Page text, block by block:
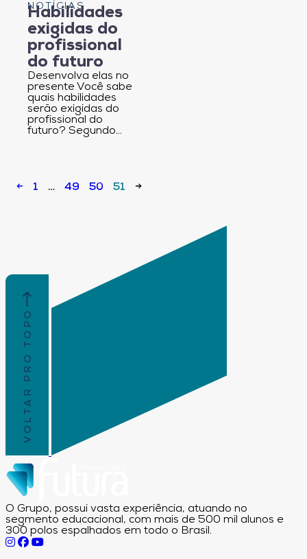
NOTÍCIAS
Habilidades
exigidas do
profissional
do futuro
Desenvolva elas no
presente Você sabe
quais habilidades
serão exigidas do
profissional do
futuro? Segundo…
← 1 … 49 50 51 →
VOLTAR PRO TOPO
O Grupo, possui vasta experiência, atuando no
segmento educacional, com mais de 500 mil alunos e
300 polos espalhados em todo o Brasil.